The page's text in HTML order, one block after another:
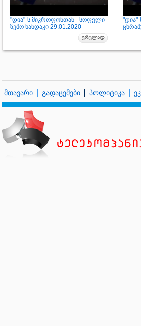
"დია"-ს მიკროფონთან - სოფელი
ზემო ხანდაკი 29.01.2020
მთავარი გადაცემები პოლიტიკა